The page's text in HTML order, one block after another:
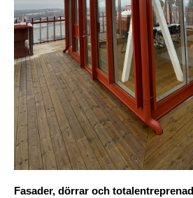
Fasader, dörrar och totalentreprenad